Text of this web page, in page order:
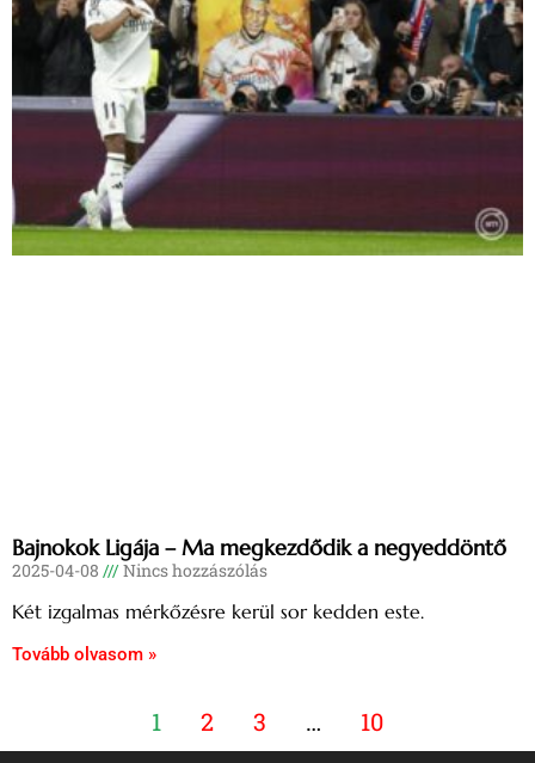
Bajnokok Ligája – Ma megkezdődik a negyeddöntő
2025-04-08 Nincs hozzászólás
Két izgalmas mérkőzésre kerül sor kedden este.
Tovább olvasom »
1 2 3 … 10